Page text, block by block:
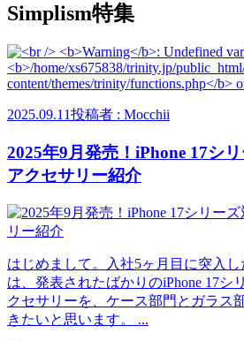
Simplism特集
2025.09.11投稿者 : Mocchii
2025年9月発売！iPhone 17シ
アクセサリー紹介
はじめまして。入社5ヶ月目に突入
は、発表されたばかりのiPhone 17シ
クセサリーを、ケース部門とガラス
きたいと思います。 ...